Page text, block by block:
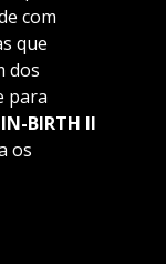
com
que
dos
para
BIRTH II
os